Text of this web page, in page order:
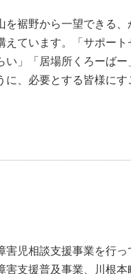
裾野から一望できる
ています。「サポー
」「居場所くろーば
に、必要とする皆様に
児相談支援事業を行
支援普及事業、川根